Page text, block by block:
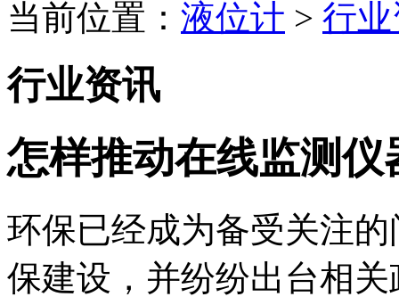
当前位置： 液位计 > 行
行业资讯
怎样推动在线监测仪
环保已经成为备受关注
保建设，并纷纷出台相